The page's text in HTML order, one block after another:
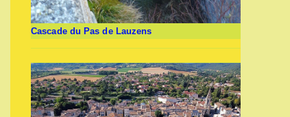
Cascade du Pas de Lauzens